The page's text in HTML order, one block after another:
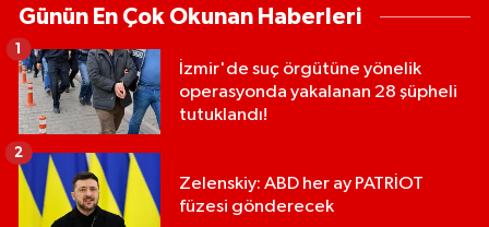
Günün En Çok Okunan Haberleri
İzmir'de suç örgütüne yönelik
operasyonda yakalanan 28 şüpheli
tutuklandı!
1
Zelenskiy: ABD her ay PATRİOT
füzesi gönderecek
2